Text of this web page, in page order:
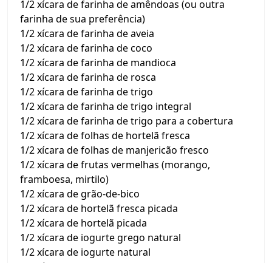
1/2 xícara de farinha de amêndoas (ou outra
farinha de sua preferência)
1/2 xícara de farinha de aveia
1/2 xícara de farinha de coco
1/2 xícara de farinha de mandioca
1/2 xícara de farinha de rosca
1/2 xícara de farinha de trigo
1/2 xícara de farinha de trigo integral
1/2 xícara de farinha de trigo para a cobertura
1/2 xícara de folhas de hortelã fresca
1/2 xícara de folhas de manjericão fresco
1/2 xícara de frutas vermelhas (morango,
framboesa, mirtilo)
1/2 xícara de grão-de-bico
1/2 xícara de hortelã fresca picada
1/2 xícara de hortelã picada
1/2 xícara de iogurte grego natural
1/2 xícara de iogurte natural